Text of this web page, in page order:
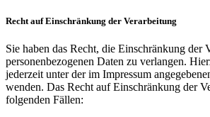
Recht auf Einschränkung der Verarbeitung
Sie haben das Recht, die Einschränkung der
personenbezogenen Daten zu verlangen.
jederzeit unter der im Impressum
wenden. Das Recht auf Einschränkung der
folgenden Fällen: